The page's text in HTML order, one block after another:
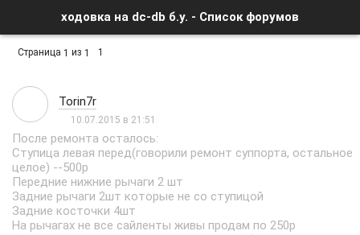
ходовка на dc-db б.у. - Список форумов
Страница 1 из 1 1
Torin7r
10.07.2015 в 21:51
После ремонта осталось:
Ступица левая перед(говорили ремонт суппорта, остальное
целое) --500р
Передние нижние рычаги 2 шт
Задние рычаги 2шт которые не со ступицой
Задние косточки 4шт
На рычагах не все сайленты живы продам по 250р